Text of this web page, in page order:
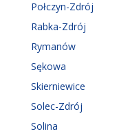
Połczyn-Zdrój
Rabka-Zdrój
Rymanów
Sękowa
Skierniewice
Solec-Zdrój
Solina